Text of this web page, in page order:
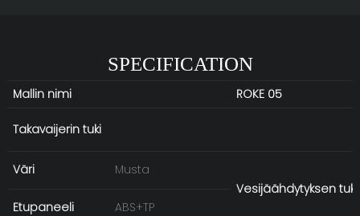
SPECIFICATION
Mallin nimi ROKE 05
Takavaijerin tuki
Väri
Musta
Vesijäähdytyksen tuki
Etupaneeli
ABS+TP